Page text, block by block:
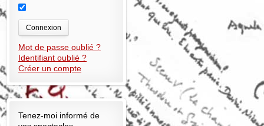
Connexion
Mot de passe oublié ?
Identifiant oublié ?
Créer un compte
Tenez-moi informé de